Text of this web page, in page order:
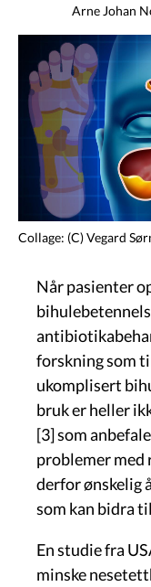
Arne Johan
Image
Collage: (C) Vegard
Når pasienter
forskning som
ukomplisert
bruk er heller
[3] som
problemer med
derfor ønskelig
som kan bidra
En studie fra
minske